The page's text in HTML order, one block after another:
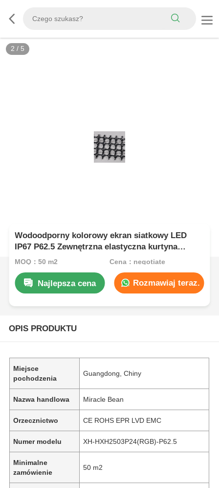
3 / 5
Wodoodporny kolorowy ekran siatkowy LED
IP67 P62.5 Zewnętrzna elastyczna kurtyna
siatkowa do scenografii i dekoracji budynków
MOQ：50 m2 Cena：negotiate
Najlepsza cena Rozmawiaj teraz.
OPIS PRODUKTU
Miejsce
pochodzenia
Guangdong, Chiny
Nazwa handlowa Miracle Bean
Orzecznictwo CE ROHS EPR LVD EMC
Numer modelu XH-HXH2503P24(RGB)-P62.5
Minimalne
zamówienie
50 m2